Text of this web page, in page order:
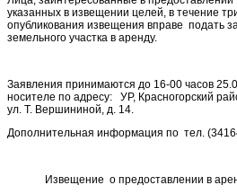
указанных в извещении целей, в течение
опубликования извещения вправе подать
земельного участка в аренду.
Заявления принимаются до 16-00 часов
носителе по адресу: УР,
ул. Т. Вершининой, д. 14.
Дополнительная информация по тел.
Извещение о предоставлении в